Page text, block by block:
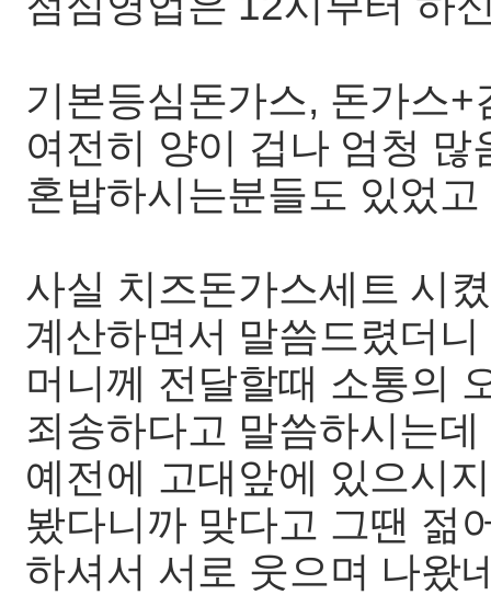
기본등심돈가스, 돈가스
여전히 양이 겁나 엄청 많
혼밥하시는분들도 있었
사실 치즈돈가스세트 시
계산하면서 말씀드렸더
머니께 전달할때 소통의
죄송하다고 말씀하시는
예전에 고대앞에 있으시
봤다니까 맞다고 그땐 젊
하셔서 서로 웃으며 나왔